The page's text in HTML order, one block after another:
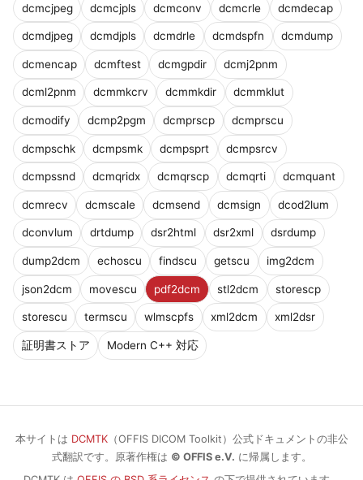
dcmcjpeg dcmcjpls dcmconv dcmcrle dcmdecap
dcmdjpeg dcmdjpls dcmdrle dcmdspfn dcmdump
dcmencap dcmftest dcmgpdir dcmj2pnm
dcml2pnm dcmmkcrv dcmmkdir dcmmklut
dcmodify dcmp2pgm dcmprscp dcmprscu
dcmpschk dcmpsmk dcmpsprt dcmpsrcv
dcmpssnd dcmqridx dcmqrscp dcmqrti dcmquant
dcmrecv dcmscale dcmsend dcmsign dcod2lum
dconvlum drtdump dsr2html dsr2xml dsrdump
dump2dcm echoscu findscu getscu img2dcm
json2dcm movescu pdf2dcm stl2dcm storescp
storescu termscu wlmscpfs xml2dcm xml2dsr
証明書ストア Modern C++ 対応
本サイトは DCMTK（OFFIS DICOM Toolkit）公式ドキュメントの非公
式翻訳です。原著作権は © OFFIS e.V. に帰属します。